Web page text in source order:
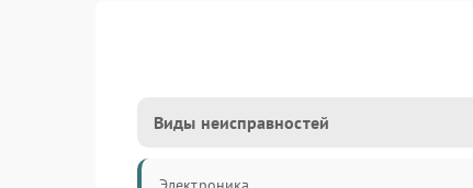
Виды неисправностей